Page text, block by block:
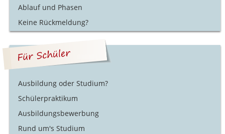
Ablauf und Phasen
Keine Rückmeldung?
Ausbildung oder Studium?
Schülerpraktikum
Ausbildungsbewerbung
Rund um's Studium